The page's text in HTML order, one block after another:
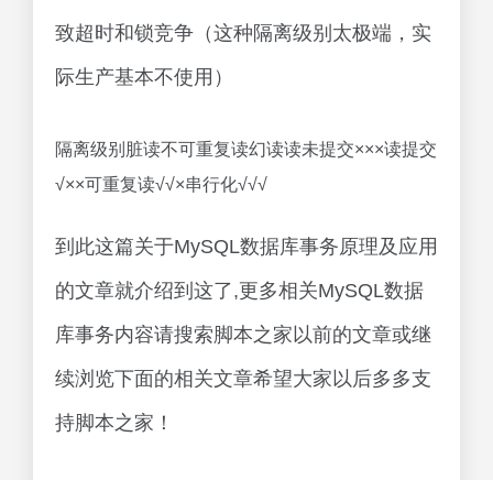
致超时和锁竞争（这种隔离级别太极端，实
际生产基本不使用）
隔离级别脏读不可重复读幻读读未提交×××读提交
√××可重复读√√×串行化√√√
到此这篇关于MySQL数据库事务原理及应用
的文章就介绍到这了,更多相关MySQL数据
库事务内容请搜索脚本之家以前的文章或继
续浏览下面的相关文章希望大家以后多多支
持脚本之家！